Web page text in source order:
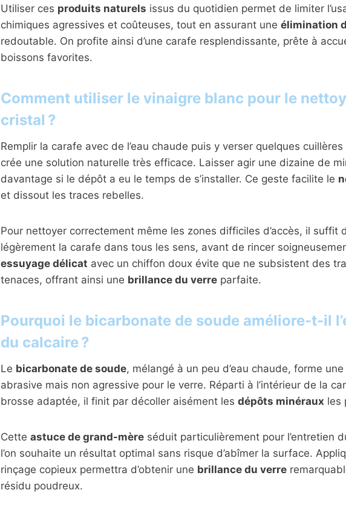
Utiliser ces produits naturels issus du quotidien permet de limiter
chimiques agressives et coûteuses, tout en assurant une élimination
redoutable. On profite ainsi d’une carafe resplendissante, prête à
boissons favorites.
Comment utiliser le vinaigre blanc pour le
cristal ?
Remplir la carafe avec de l’eau chaude puis y verser quelques cuillères
crée une solution naturelle très efficace. Laisser agir une dizaine de
davantage si le dépôt a eu le temps de s’installer. Ce geste facilite le
et dissout les traces rebelles.
Pour nettoyer correctement même les zones difficiles d’accès, il suffit
légèrement la carafe dans tous les sens, avant de rincer
essuyage délicat avec un chiffon doux évite que ne subsistent des
tenaces, offrant ainsi une brillance du verre parfaite.
Pourquoi le bicarbonate de soude améliore-t-il
du calcaire ?
Le bicarbonate de soude, mélangé à un peu d’eau chaude, forme
abrasive mais non agressive pour le verre. Réparti à l’intérieur de la
brosse adaptée, il finit par décoller aisément les dépôts minéraux les
Cette astuce de grand-mère séduit particulièrement pour l’entretien
l’on souhaite un résultat optimal sans risque d’abîmer la surface.
rinçage copieux permettra d’obtenir une brillance du verre
résidu poudreux.